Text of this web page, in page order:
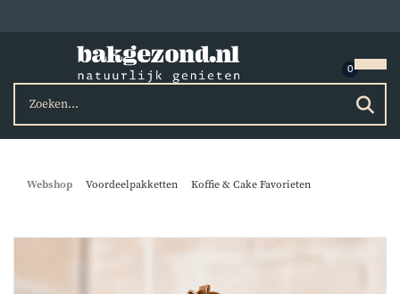
Webshop Voordeelpakketten Koffie & Cake Favorieten